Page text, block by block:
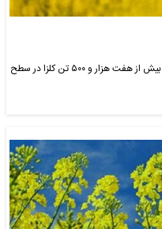
رئیس سازمان جهاد کشاورزی استان فارس از تولید بیش از هفت هزار و ۵۰۰ تن کلزا در سطح